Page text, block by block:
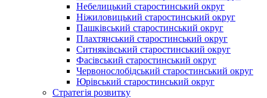
Небелицький старостинський округ
Ніжиловицький старостинський округ
Пашківський старостинський округ
Плахтянський старостинський округ
Ситняківський старостинський округ
Фасівський старостинський округ
Червонослобідський старостинський округ
Юрівський старостинський округ
Стратегія розвитку